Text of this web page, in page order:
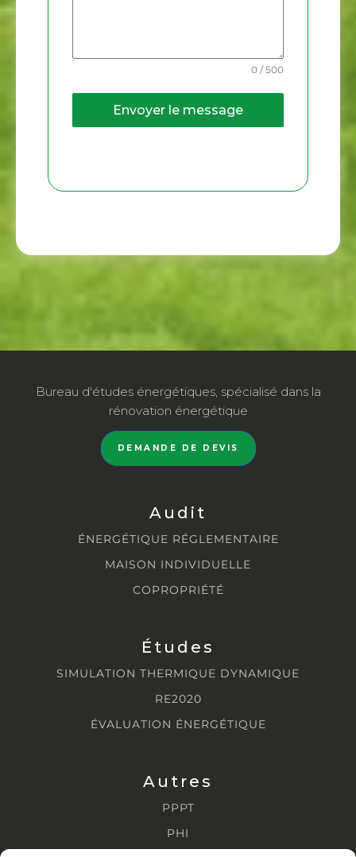
0 / 500
Envoyer le message
Bureau d'études énergétiques, spécialisé dans la
rénovation énergétique
DEMANDE DE DEVIS
Audit
ÉNERGÉTIQUE RÉGLEMENTAIRE
MAISON INDIVIDUELLE
COPROPRIÉTÉ
Études
SIMULATION THERMIQUE DYNAMIQUE
RE2020
ÉVALUATION ÉNERGÉTIQUE
Autres
PPPT
PHI